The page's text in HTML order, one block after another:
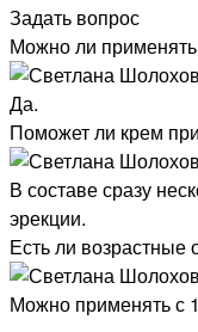
Задать вопрос
Можно ли
Да.
Поможет ли крем
В составе сразу
эрекции.
Есть ли возрастные
Можно применять с